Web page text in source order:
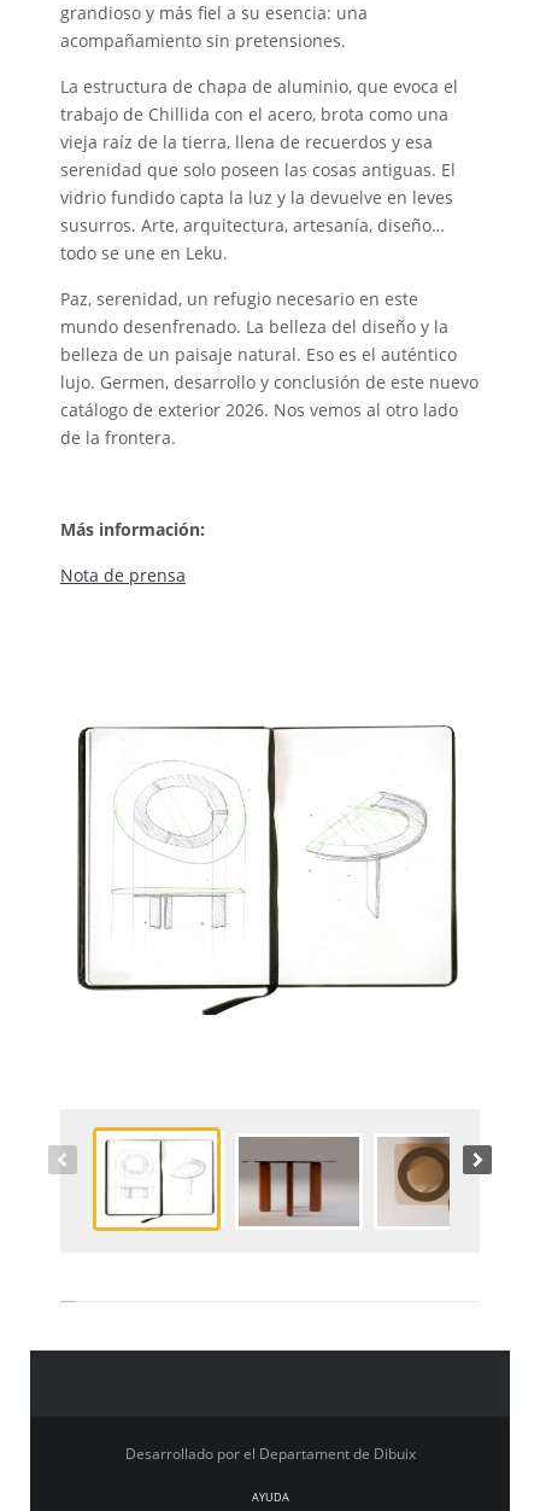
grandioso y más fiel a su esencia: una
acompañamiento sin pretensiones.
La estructura de chapa de aluminio, que evoca el
trabajo de Chillida con el acero, brota como una
vieja raíz de la tierra, llena de recuerdos y esa
serenidad que solo poseen las cosas antiguas. El
vidrio fundido capta la luz y la devuelve en leves
susurros. Arte, arquitectura, artesanía, diseño…
todo se une en Leku.
Paz, serenidad, un refugio necesario en este
mundo desenfrenado. La belleza del diseño y la
belleza de un paisaje natural. Eso es el auténtico
lujo. Germen, desarrollo y conclusión de este nuevo
catálogo de exterior 2026. Nos vemos al otro lado
de la frontera.
Más información:
Nota de prensa
Desarrollado por el Departament de Dibuix
AYUDA